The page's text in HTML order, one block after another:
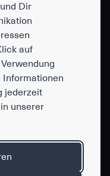
Dir
auf
Informationen
jederzeit
unserer
773 0